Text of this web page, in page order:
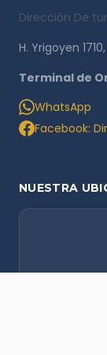
Dirección De
H. Yrigoyen
Terminal de
WhatsApp
Facebook:
NUESTRA